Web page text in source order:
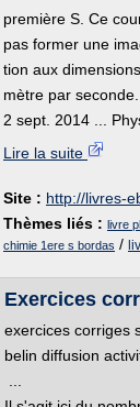
première S. Ce
pas former une
tion aux
mètre par
2 sept. 2014 ...
Lire la suite
Site : http://livres-
Thèmes liés : livre
chimie 1ere s bordas /
Exercices
exercices corriges
belin diffusion